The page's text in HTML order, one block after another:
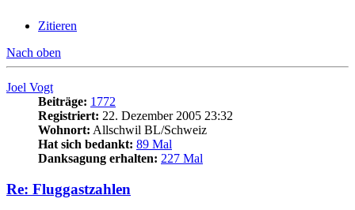
Zitieren
Nach oben
Joel Vogt
Beiträge: 1772
Registriert: 22. Dezember 2005 23:32
Wohnort: Allschwil BL/Schweiz
Hat sich bedankt: 89 Mal
Danksagung erhalten: 227 Mal
Re: Fluggastzahlen